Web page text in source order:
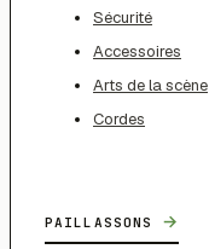
Sécurité
Accessoires
Arts de la scène
Cordes
PAILLASSONS →